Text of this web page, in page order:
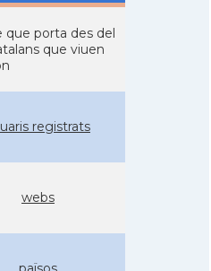
que porta des del
que viuen
registrats
webs